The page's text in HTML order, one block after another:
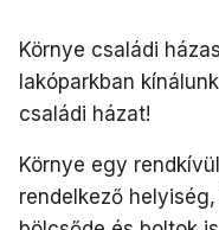
Környe családi
lakóparkban
családi házat!
Környe egy
rendelkező